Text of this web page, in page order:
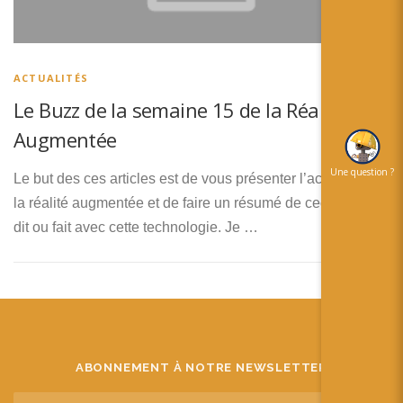
日本語
ACTUALITÉS
Le Buzz de la semaine 15 de la Réalité
Augmentée
Le but des ces articles est de vous présenter l’actualité de
la réalité augmentée et de faire un résumé de ceci qui c’est
dit ou fait avec cette technologie. Je …
ABONNEMENT À NOTRE NEWSLETTER
Une question ?